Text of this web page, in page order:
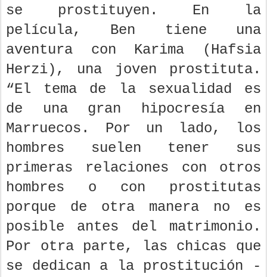
se prostituyen. En la
película, Ben tiene una
aventura con Karima (Hafsia
Herzi), una joven prostituta.
“El tema de la sexualidad es
de una gran hipocresía en
Marruecos. Por un lado, los
hombres suelen tener sus
primeras relaciones con otros
hombres o con prostitutas
porque de otra manera no es
posible antes del matrimonio.
Por otra parte, las chicas que
se dedican a la prostitución -